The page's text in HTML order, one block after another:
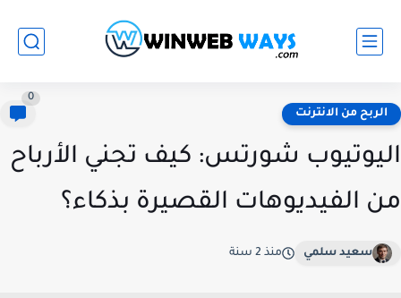
الربح من الانترنت
0
اليوتيوب شورتس: كيف تجني الأرباح
من الفيديوهات القصيرة بذكاء؟
سعيد سلمي منذ 2 سنة